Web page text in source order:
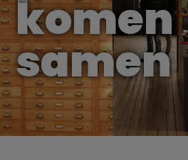
komen
samen